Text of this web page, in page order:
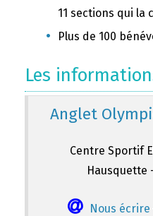
11 sections qui la
Plus de 100
Les
Anglet
Centre Sportif
Hausquette
Nous écrire